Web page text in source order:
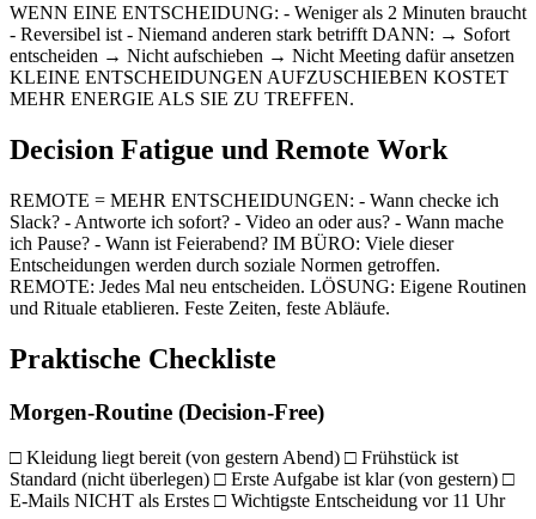
WENN EINE ENTSCHEIDUNG: - Weniger als 2 Minuten braucht
- Reversibel ist - Niemand anderen stark betrifft DANN: → Sofort
entscheiden → Nicht aufschieben → Nicht Meeting dafür ansetzen
KLEINE ENTSCHEIDUNGEN AUFZUSCHIEBEN KOSTET
MEHR ENERGIE ALS SIE ZU TREFFEN.
Decision Fatigue und Remote Work
REMOTE = MEHR ENTSCHEIDUNGEN: - Wann checke ich
Slack? - Antworte ich sofort? - Video an oder aus? - Wann mache
ich Pause? - Wann ist Feierabend? IM BÜRO: Viele dieser
Entscheidungen werden durch soziale Normen getroffen.
REMOTE: Jedes Mal neu entscheiden. LÖSUNG: Eigene Routinen
und Rituale etablieren. Feste Zeiten, feste Abläufe.
Praktische Checkliste
Morgen-Routine (Decision-Free)
□ Kleidung liegt bereit (von gestern Abend) □ Frühstück ist
Standard (nicht überlegen) □ Erste Aufgabe ist klar (von gestern) □
E-Mails NICHT als Erstes □ Wichtigste Entscheidung vor 11 Uhr